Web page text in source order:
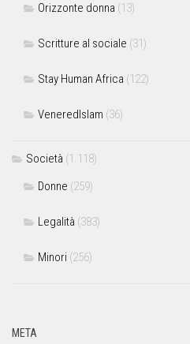
Orizzonte donna (13)
Scritture al sociale (31)
Stay Human Africa (122)
VeneredIslam (36)
Società (1.118)
Donne (259)
Legalità (383)
Minori (256)
META